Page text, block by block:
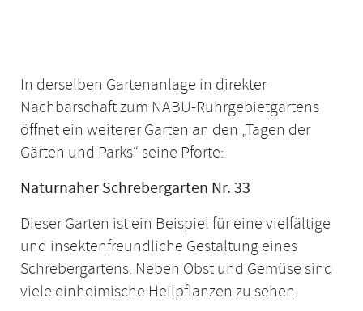
In derselben Gartenanlage in direkter
Nachbarschaft zum NABU-Ruhrgebietgartens
öffnet ein weiterer Garten an den „Tagen der
Gärten und Parks“ seine Pforte:
Naturnaher Schrebergarten Nr. 33
Dieser Garten ist ein Beispiel für eine vielfältige
und insektenfreundliche Gestaltung eines
Schrebergartens. Neben Obst und Gemüse sind
viele einheimische Heilpflanzen zu sehen.